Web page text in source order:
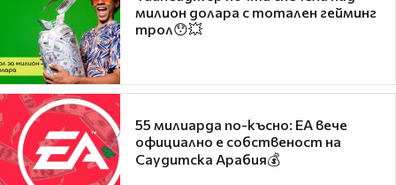
милион долара с тотален гейминг
трол😯💥
55 милиарда по-късно: EA вече
официално е собственост на
Саудитска Арабия💰